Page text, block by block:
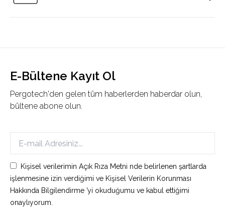
Pergotech sistemleri motorlu mekanizmaları ile saniyeler
E-Bültene Kayıt Ol
Pergotech'den gelen tüm haberlerden haberdar olun,
bültene abone olun.
Kişisel verilerimin Açık Rıza Metni nde belirlenen şartlarda
işlenmesine izin verdiğimi ve Kişisel Verilerin Korunması
Hakkında Bilgilendirme ’yi okuduğumu ve kabul ettiğimi
onaylıyorum.